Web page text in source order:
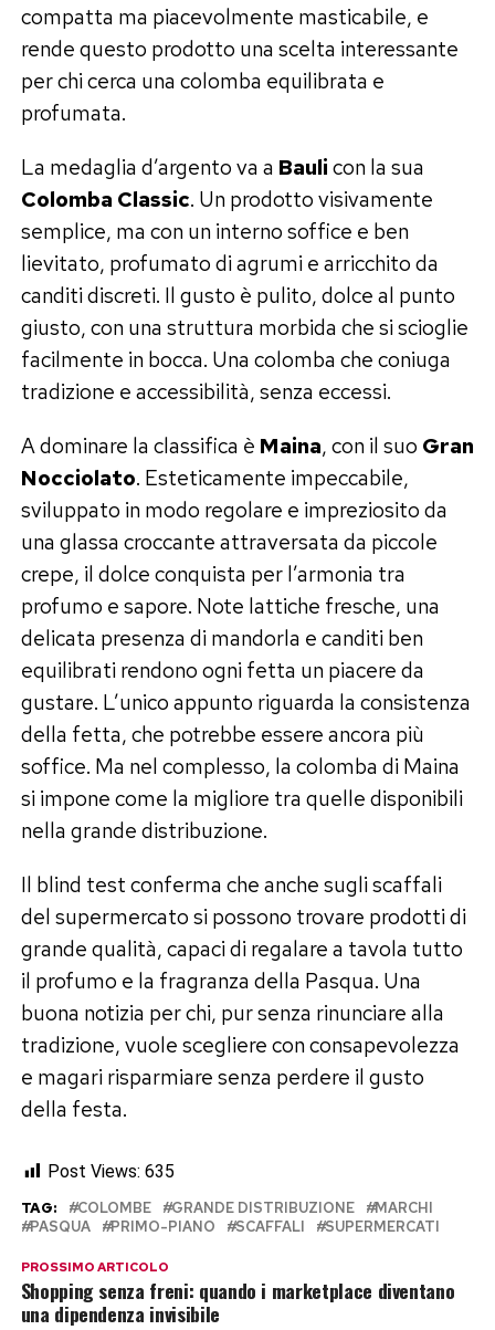
compatta ma piacevolmente masticabile, e
rende questo prodotto una scelta interessante
per chi cerca una colomba equilibrata e
profumata.
La medaglia d’argento va a Baulicon la sua
Colomba Classic. Un prodotto visivamente
semplice, ma con un interno soffice e ben
lievitato, profumato di agrumi e arricchito da
canditi discreti. Il gusto è pulito, dolce al punto
giusto, con una struttura morbida che si scioglie
facilmente in bocca. Una colomba che coniuga
tradizione e accessibilità, senza eccessi.
A dominare la classifica è Maina, con il suo Gran
Nocciolato. Esteticamente impeccabile,
sviluppato in modo regolare e impreziosito da
una glassa croccante attraversata da piccole
crepe, il dolce conquista per l’armonia tra
profumo e sapore. Note lattiche fresche, una
delicata presenza di mandorla e canditi ben
equilibrati rendono ogni fetta un piacere da
gustare. L’unico appunto riguarda la consistenza
della fetta, che potrebbe essere ancora più
soffice. Ma nel complesso, la colomba di Maina
si impone come la migliore tra quelle disponibili
nella grande distribuzione.
Il blind test conferma che anche sugli scaffali
del supermercato si possono trovare prodotti di
grande qualità, capaci di regalare a tavola tutto
il profumo e la fragranza della Pasqua. Una
buona notizia per chi, pur senza rinunciare alla
tradizione, vuole scegliere con consapevolezza
e magari risparmiare senza perdere il gusto
della festa.
Post Views: 635
TAG: COLOMBE GRANDE DISTRIBUZIONE
MARCHI
PASQUA
PRIMO-PIANO SCAFFALI SUPERMERCATI
PROSSIMO ARTICOLO
Shopping senza freni: quando i marketplace diventano
una dipendenza invisibile